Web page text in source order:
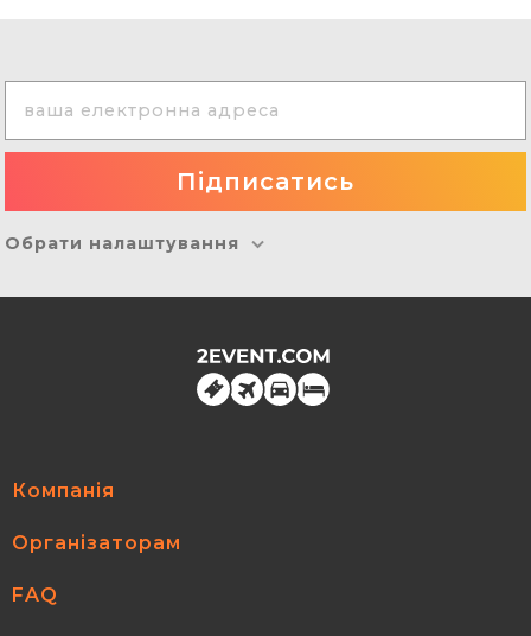
Обрати налаштування
Компанія
Організаторам
FAQ